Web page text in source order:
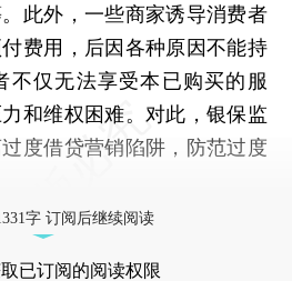
此外，一些商家诱导消费者
费用，后因各种原因不能持
不仅无法享受本已购买的服
和维权困难。对此，银保监
度借贷营销陷阱，防范过度
字 订阅后继续阅读
已订阅的阅读权限